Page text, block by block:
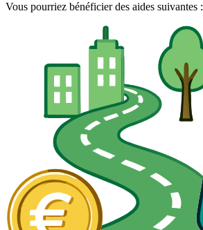
Vous pourriez bénéficier des aides suivantes :